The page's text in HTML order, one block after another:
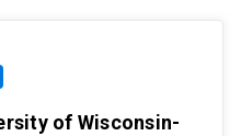
of Wisconsin-